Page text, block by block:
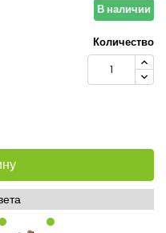
В наличии
Количество